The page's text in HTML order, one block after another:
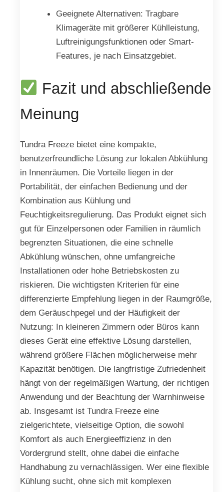
Geeignete Alternativen: Tragbare
Klimageräte mit größerer Kühlleistung,
Luftreinigungsfunktionen oder Smart-
Features, je nach Einsatzgebiet.
Fazit und abschließende
Meinung
Tundra Freeze bietet eine kompakte,
benutzerfreundliche Lösung zur lokalen Abkühlung
in Innenräumen. Die Vorteile liegen in der
Portabilität, der einfachen Bedienung und der
Kombination aus Kühlung und
Feuchtigkeitsregulierung. Das Produkt eignet sich
gut für Einzelpersonen oder Familien in räumlich
begrenzten Situationen, die eine schnelle
Abkühlung wünschen, ohne umfangreiche
Installationen oder hohe Betriebskosten zu
riskieren. Die wichtigsten Kriterien für eine
differenzierte Empfehlung liegen in der Raumgröße,
dem Geräuschpegel und der Häufigkeit der
Nutzung: In kleineren Zimmern oder Büros kann
dieses Gerät eine effektive Lösung darstellen,
während größere Flächen möglicherweise mehr
Kapazität benötigen. Die langfristige Zufriedenheit
hängt von der regelmäßigen Wartung, der richtigen
Anwendung und der Beachtung der Warnhinweise
ab. Insgesamt ist Tundra Freeze eine
zielgerichtete, vielseitige Option, die sowohl
Komfort als auch Energieeffizienz in den
Vordergrund stellt, ohne dabei die einfache
Handhabung zu vernachlässigen. Wer eine flexible
Kühlung sucht, ohne sich mit komplexen